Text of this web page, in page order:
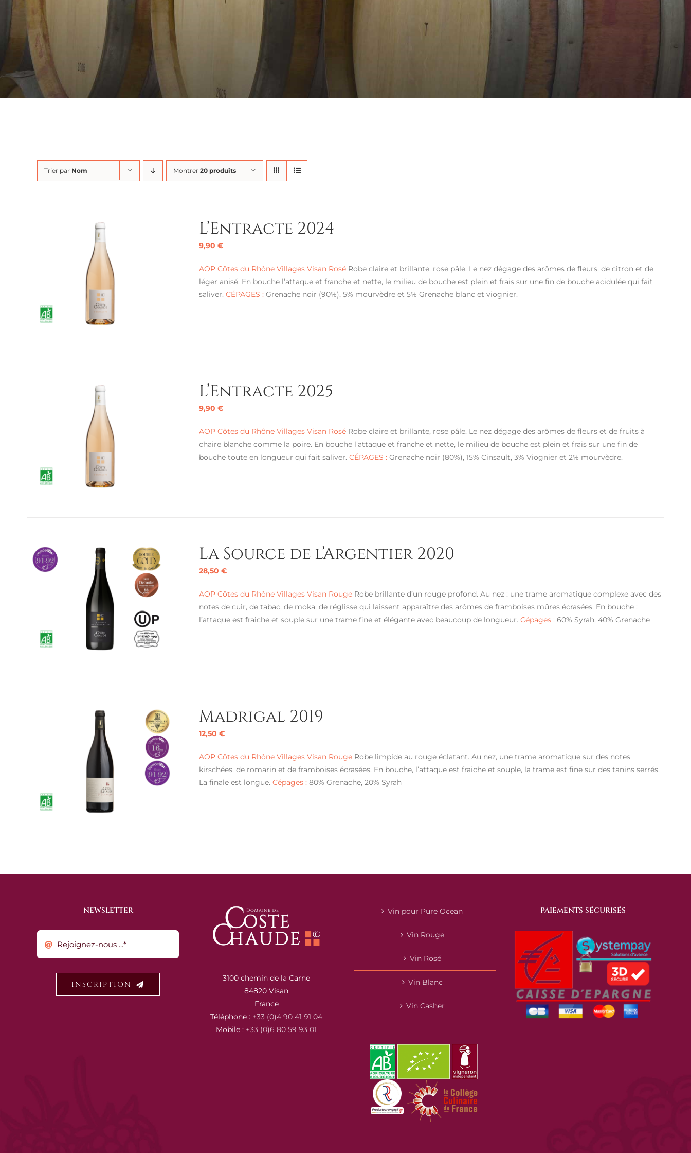
Trier par Nom Montrer 20 produits
L’Entracte 2024
9,90 €
AOP Côtes du Rhône Villages Visan RoséRobe claire et brillante, rose pâle. Le nez dégage des arômes de fleurs, de citron et de
léger anisé. En bouche l’attaque et franche et nette, le milieu de bouche est plein et frais sur une fin de bouche acidulée qui fait
saliver. CÉPAGES : Grenache noir (90%), 5% mourvèdre et 5% Grenache blanc et viognier.
L’Entracte 2025
9,90 €
AOP Côtes du Rhône Villages Visan RoséRobe claire et brillante, rose pâle. Le nez dégage des arômes de fleurs et de fruits à
chaire blanche comme la poire. En bouche l’attaque et franche et nette, le milieu de bouche est plein et frais sur une fin de
bouche toute en longueur qui fait saliver. CÉPAGES : Grenache noir (80%), 15% Cinsault, 3% Viognier et 2% mourvèdre.
La Source de l’Argentier 2020
28,50 €
AOP Côtes du Rhône Villages Visan RougeRobe brillante d’un rouge profond. Au nez : une trame aromatique complexe avec des
notes de cuir, de tabac, de moka, de réglisse qui laissent apparaître des arômes de framboises mûres écrasées. En bouche :
l’attaque est fraiche et souple sur une trame fine et élégante avec beaucoup de longueur. Cépages : 60% Syrah, 40% Grenache
Madrigal 2019
12,50 €
AOP Côtes du Rhône Villages Visan RougeRobe limpide au rouge éclatant. Au nez, une trame aromatique sur des notes
kirschées, de romarin et de framboises écrasées. En bouche, l’attaque est fraiche et souple, la trame est fine sur des tanins serrés.
La finale est longue. Cépages : 80% Grenache, 20% Syrah
NEWSLETTER
INSCRIPTION
3100 chemin de la Carne
84820 Visan
France
Téléphone : +33 (0)4 90 41 91 04
Mobile : +33 (0)6 80 59 93 01
Vin pour Pure Ocean
Vin Rouge
Vin Rosé
Vin Blanc
Vin Casher
PAIEMENTS SÉCURISÉS